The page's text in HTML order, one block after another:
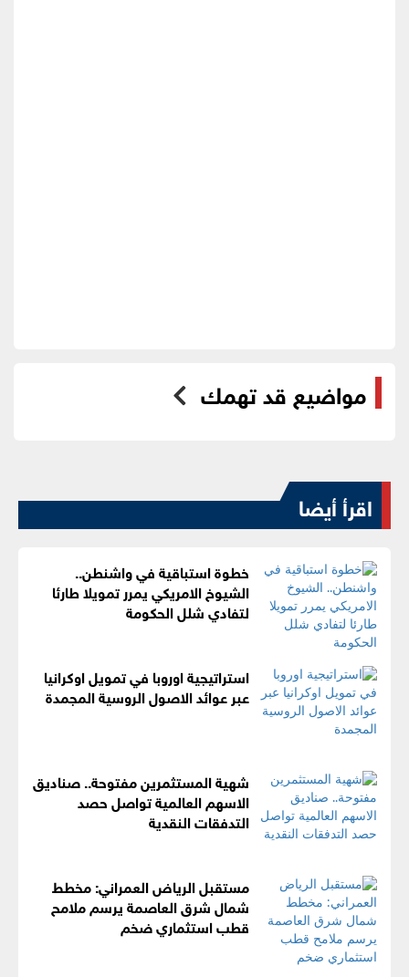
مواضيع قد تهمك
اقرأ أيضا
خطوة استباقية في واشنطن..
الشيوخ الامريكي يمرر تمويلا طارئا
لتفادي شلل الحكومة
استراتيجية اوروبا في تمويل اوكرانيا
عبر عوائد الاصول الروسية المجمدة
شهية المستثمرين مفتوحة.. صناديق
الاسهم العالمية تواصل حصد
التدفقات النقدية
مستقبل الرياض العمراني: مخطط
شمال شرق العاصمة يرسم ملامح
قطب استثماري ضخم